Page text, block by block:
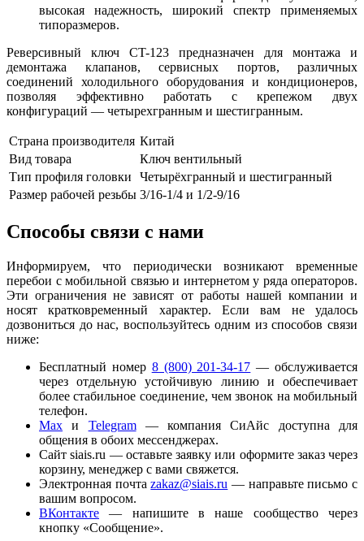
высокая надежность, широкий спектр применяемых
типоразмеров.
Реверсивный ключ CT-123 предназначен для монтажа и
демонтажа клапанов, сервисных портов, различных
соединений холодильного оборудования и кондиционеров,
позволяя эффективно работать с крепежом двух
конфигураций — четырехгранным и шестигранным.
Страна производителя Китай
Вид товара
Ключ вентильный
Тип профиля головки
Четырёхгранный и шестигранный
Размер рабочей резьбы 3/16-1/4 и 1/2-9/16
Способы связи с нами
Информируем, что периодически возникают временные
перебои с мобильной связью и интернетом у ряда операторов.
Эти ограничения не зависят от работы нашей компании и
носят кратковременный характер. Если вам не удалось
дозвониться до нас, воспользуйтесь одним из способов связи
ниже:
Бесплатный номер 8 (800) 201-34-17 — обслуживается
через отдельную устойчивую линию и обеспечивает
более стабильное соединение, чем звонок на мобильный
телефон.
Мaх и Telegram— компания СиАйс доступна для
общения в обоих мессенджерах.
Сайт siais.ru — оставьте заявку или оформите заказ через
корзину, менеджер с вами свяжется.
Электронная почтаzakaz@siais.ru — направьте письмо с
вашим вопросом.
ВКонтакте — напишите в наше сообщество через
кнопку «Сообщение».